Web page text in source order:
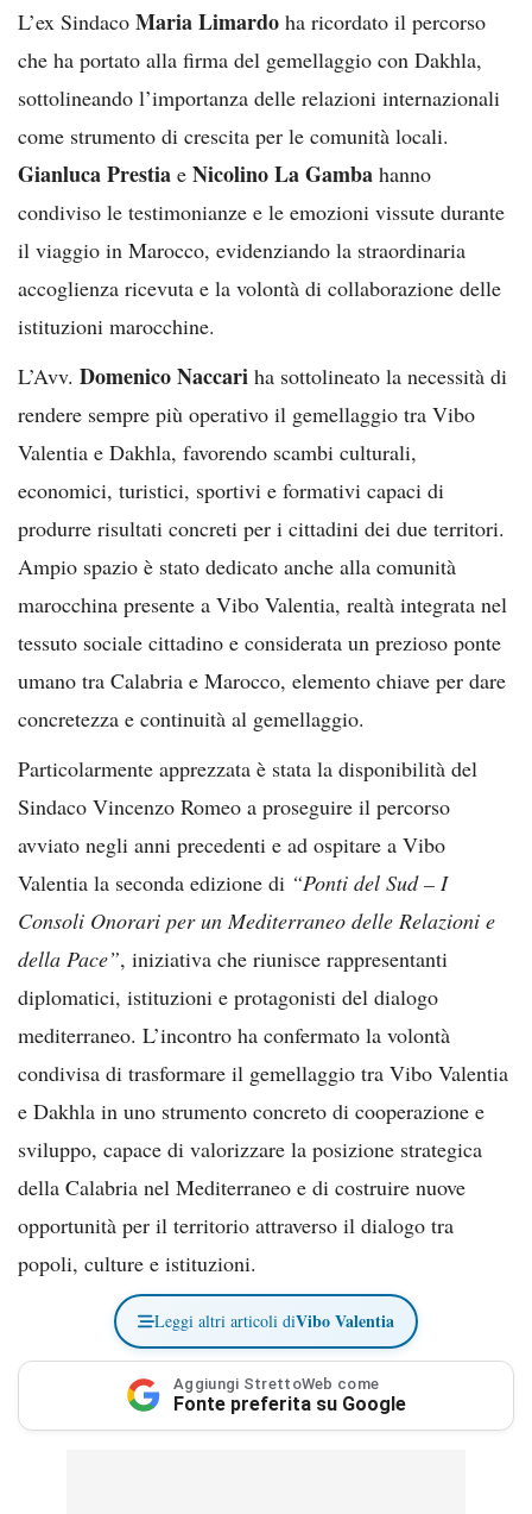
L’ex Sindaco Maria Limardo ha ricordato il percorso
che ha portato alla firma del gemellaggio con Dakhla,
sottolineando l’importanza delle relazioni internazionali
come strumento di crescita per le comunità locali.
Gianluca Prestia e Nicolino La Gamba hanno
condiviso le testimonianze e le emozioni vissute durante
il viaggio in Marocco, evidenziando la straordinaria
accoglienza ricevuta e la volontà di collaborazione delle
istituzioni marocchine.
L’Avv. Domenico Naccari ha sottolineato la necessità di
rendere sempre più operativo il gemellaggio tra Vibo
Valentia e Dakhla, favorendo scambi culturali,
economici, turistici, sportivi e formativi capaci di
produrre risultati concreti per i cittadini dei due territori.
Ampio spazio è stato dedicato anche alla comunità
marocchina presente a Vibo Valentia, realtà integrata nel
tessuto sociale cittadino e considerata un prezioso ponte
umano tra Calabria e Marocco, elemento chiave per dare
concretezza e continuità al gemellaggio.
Particolarmente apprezzata è stata la disponibilità del
Sindaco Vincenzo Romeo a proseguire il percorso
avviato negli anni precedenti e ad ospitare a Vibo
Valentia la seconda edizione di “Ponti del Sud – I
Consoli Onorari per un Mediterraneo delle Relazioni e
della Pace”, iniziativa che riunisce rappresentanti
diplomatici, istituzioni e protagonisti del dialogo
mediterraneo. L’incontro ha confermato la volontà
condivisa di trasformare il gemellaggio tra Vibo Valentia
e Dakhla in uno strumento concreto di cooperazione e
sviluppo, capace di valorizzare la posizione strategica
della Calabria nel Mediterraneo e di costruire nuove
opportunità per il territorio attraverso il dialogo tra
popoli, culture e istituzioni.
Leggi altri articoli diVibo Valentia
Aggiungi StrettoWeb come
Fonte preferita su Google